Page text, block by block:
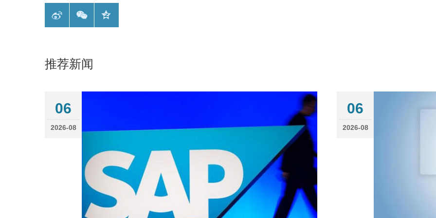
推荐新闻
06
2026-08
06
2026-08